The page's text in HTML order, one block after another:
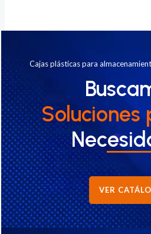
Cajas plásticas para
Soluciones
VER